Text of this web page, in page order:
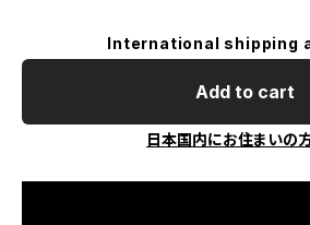
International shipping
Add to cart
日本国内にお住まいの